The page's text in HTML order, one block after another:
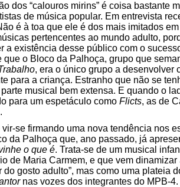
dos “calouros mirins” é coisa bastante
de música popular. Em entrevista
é à toa que ele é dos mais imitados
pertencentes ao mundo adulto,
a existência desse público com o
que o Bloco da Palhoça, grupo que
, era o único grupo a desenvolver
para a criança. Estranho que não se
musical bem extensa. E quando o
para um espetáculo como Flicts, as de
vir-se firmando uma nova tendência nos
da Palhoça que, ano passado, já
o que é. Trata-se de um musical
de Maria Carmem, e que vem
do gosto adulto”, mas como uma
nas vozes dos integrantes do MPB-4.